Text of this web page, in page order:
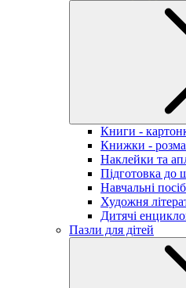
Книги -
Книжки -
Наклейки та
Підготовка до
Навчальні
Художня
Дитячі
Пазли для дітей